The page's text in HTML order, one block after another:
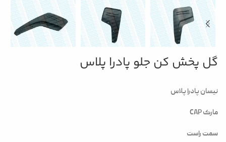
گل پخش کن جلو پادرا پلاس
نیسان پادرا پلاس
مارک CAP
سمت راست